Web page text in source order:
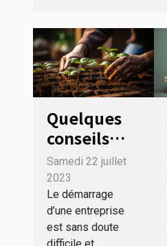
Quelques
conseils
pour faire
prospérer
votre
entreprise
Samedi 22 juillet
2023
Le démarrage
d’une entreprise
est sans doute